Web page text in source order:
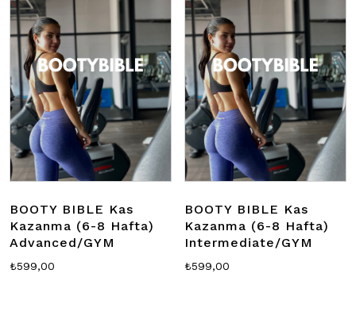
BOOTY BIBLE Kas
Kazanma (6-8 Hafta)
Advanced/GYM
₺599,00
BOOTY BIBLE Kas
Kazanma (6-8 Hafta)
Intermediate/GYM
₺599,00